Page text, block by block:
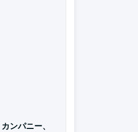
ンパニー、